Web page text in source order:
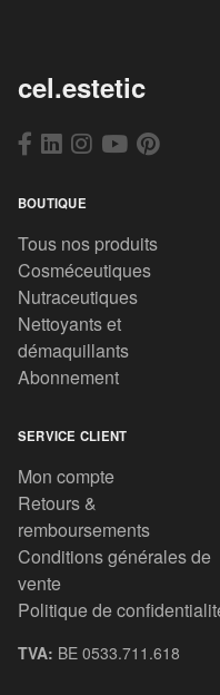
cel.estetic
BOUTIQUE
Tous nos produits
Cosméceutiques
Nutraceutiques
Nettoyants et
démaquillants
Abonnement
SERVICE CLIENT
Mon compte
Retours &
remboursements
Conditions générales de
vente
Politique de
TVA: BE 0533.711.618